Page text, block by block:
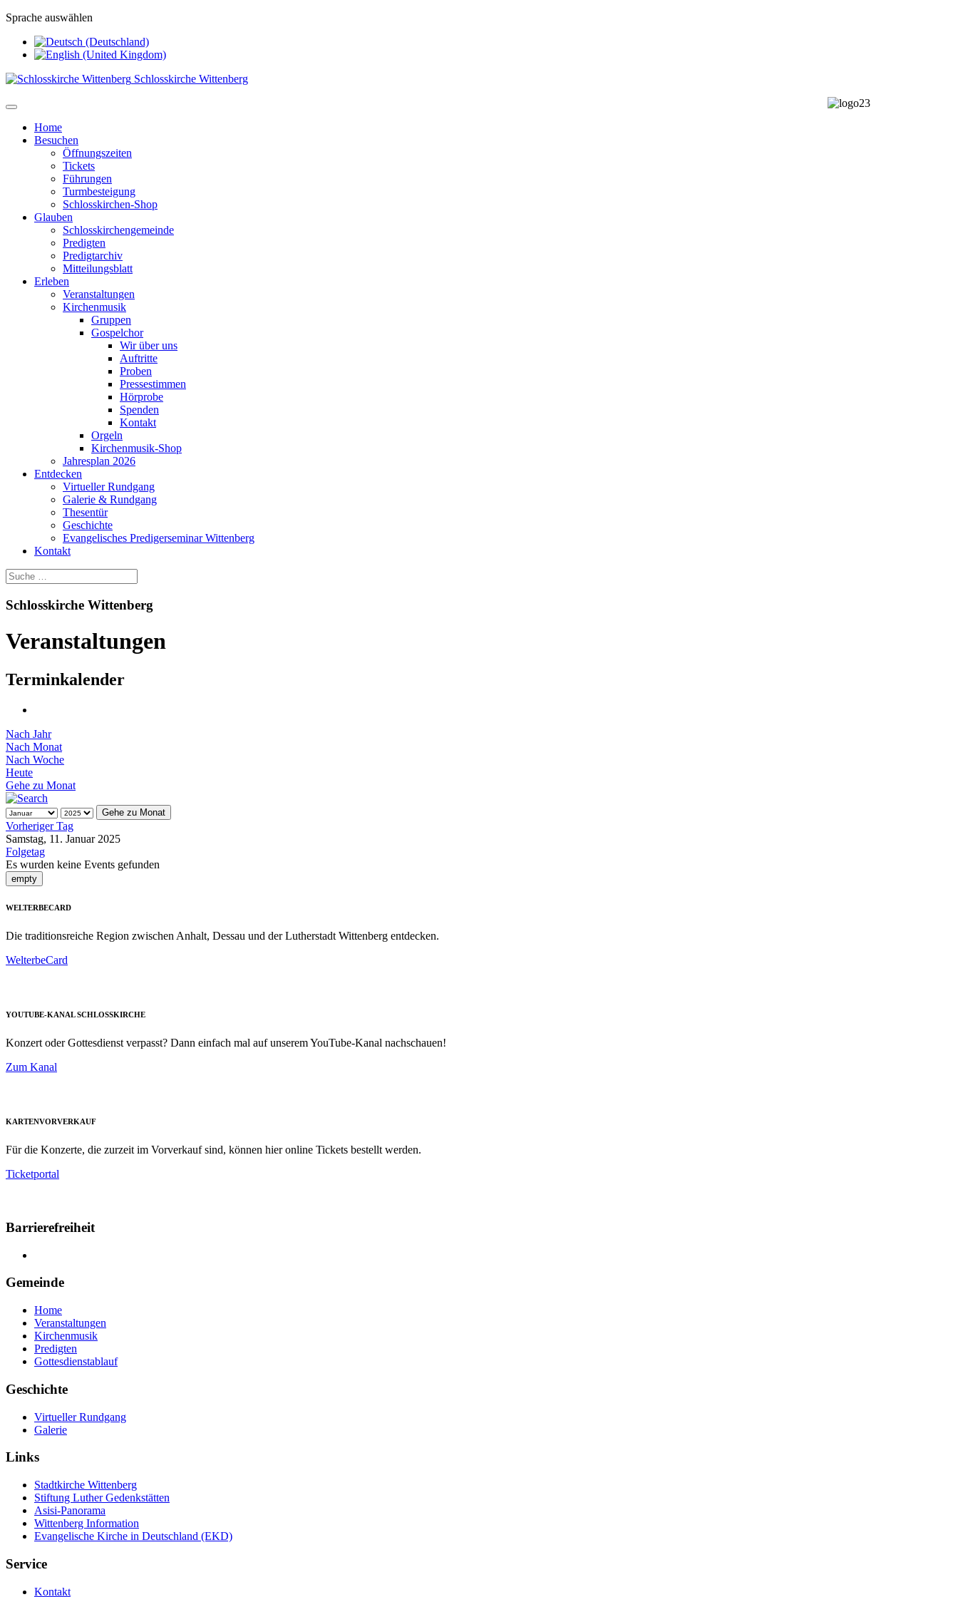
Sprache auswählen
Schlosskirche Wittenberg
Home
Besuchen
Öffnungszeiten
Tickets
Führungen
Turmbesteigung
Schlosskirchen-Shop
Glauben
Schlosskirchengemeinde
Predigten
Predigtarchiv
Mitteilungsblatt
Erleben
Veranstaltungen
Kirchenmusik
Gruppen
Gospelchor
Wir über uns
Auftritte
Proben
Pressestimmen
Hörprobe
Spenden
Kontakt
Orgeln
Kirchenmusik-Shop
Jahresplan 2026
Entdecken
Virtueller Rundgang
Galerie & Rundgang
Thesentür
Geschichte
Evangelisches Predigerseminar Wittenberg
Kontakt
Schlosskirche Wittenberg
Veranstaltungen
Terminkalender
Nach Jahr
Nach Monat
Nach Woche
Heute
Gehe zu Monat
Gehe zu Monat
Vorheriger Tag
Samstag, 11. Januar 2025
Folgetag
Es wurden keine Events gefunden
empty
WELTERBECARD
Die traditionsreiche Region zwischen Anhalt, Dessau und der Lutherstadt Wittenberg entdecken.
WelterbeCard
YOUTUBE-KANAL SCHLOSSKIRCHE
Konzert oder Gottesdienst verpasst? Dann einfach mal auf unserem YouTube-Kanal nachschauen!
Zum Kanal
KARTENVORVERKAUF
Für die Konzerte, die zurzeit im Vorverkauf sind, können hier online Tickets bestellt werden.
Ticketportal
Barrierefreiheit
Gemeinde
Home
Veranstaltungen
Kirchenmusik
Predigten
Gottesdienstablauf
Geschichte
Virtueller Rundgang
Galerie
Links
Stadtkirche Wittenberg
Stiftung Luther Gedenkstätten
Asisi-Panorama
Wittenberg Information
Evangelische Kirche in Deutschland (EKD)
Service
Kontakt